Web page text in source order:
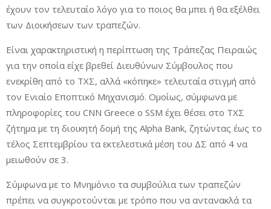
έχουν τον τελευταίο λόγο για το ποιος θα μπει ή θα εξέλθει
των Διοικήσεων των τραπεζών.
Είναι χαρακτηριστική η περίπτωση της Τράπεζας Πειραιώς
για την οποία είχε βρεθεί Διευθύνων Σύμβουλος που
ενεκρίθη από το ΤΧΣ, αλλά «κόπηκε» τελευταία στιγμή από
τον Ενιαίο Εποπτικό Μηχανισμό. Ομοίως, σύμφωνα με
πληροφορίες του CNN Greece ο SSM έχει θέσει στο ΤΧΣ
ζήτημα με τη διοικητή δομή της Alpha Bank, ζητώντας έως το
τέλος Σεπτεμβρίου τα εκτελεστικά μέση του ΔΣ από 4 να
μειωθούν σε 3.
Σύμφωνα με το Μνημόνιο τα συμβούλια των τραπεζών
πρέπει να συγκροτούνται με τρόπο που να αντανακλά τα